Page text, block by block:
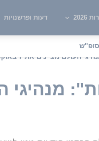
2026 דעות ופרשנויות
מציינים את 7 באוקטובר